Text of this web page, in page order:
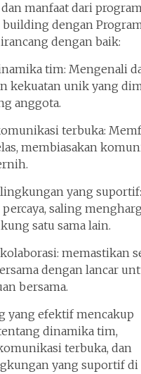
manfaat dari
dengan
dengan baik:
tim: Mengenali
kekuatan unik yang
anggota.
terbuka:
membiasakan
yang
saling
satu sama lain.
memastikan
dengan lancar
bersama.
yang efektif mencakup
dinamika tim,
terbuka, dan
yang suportif di